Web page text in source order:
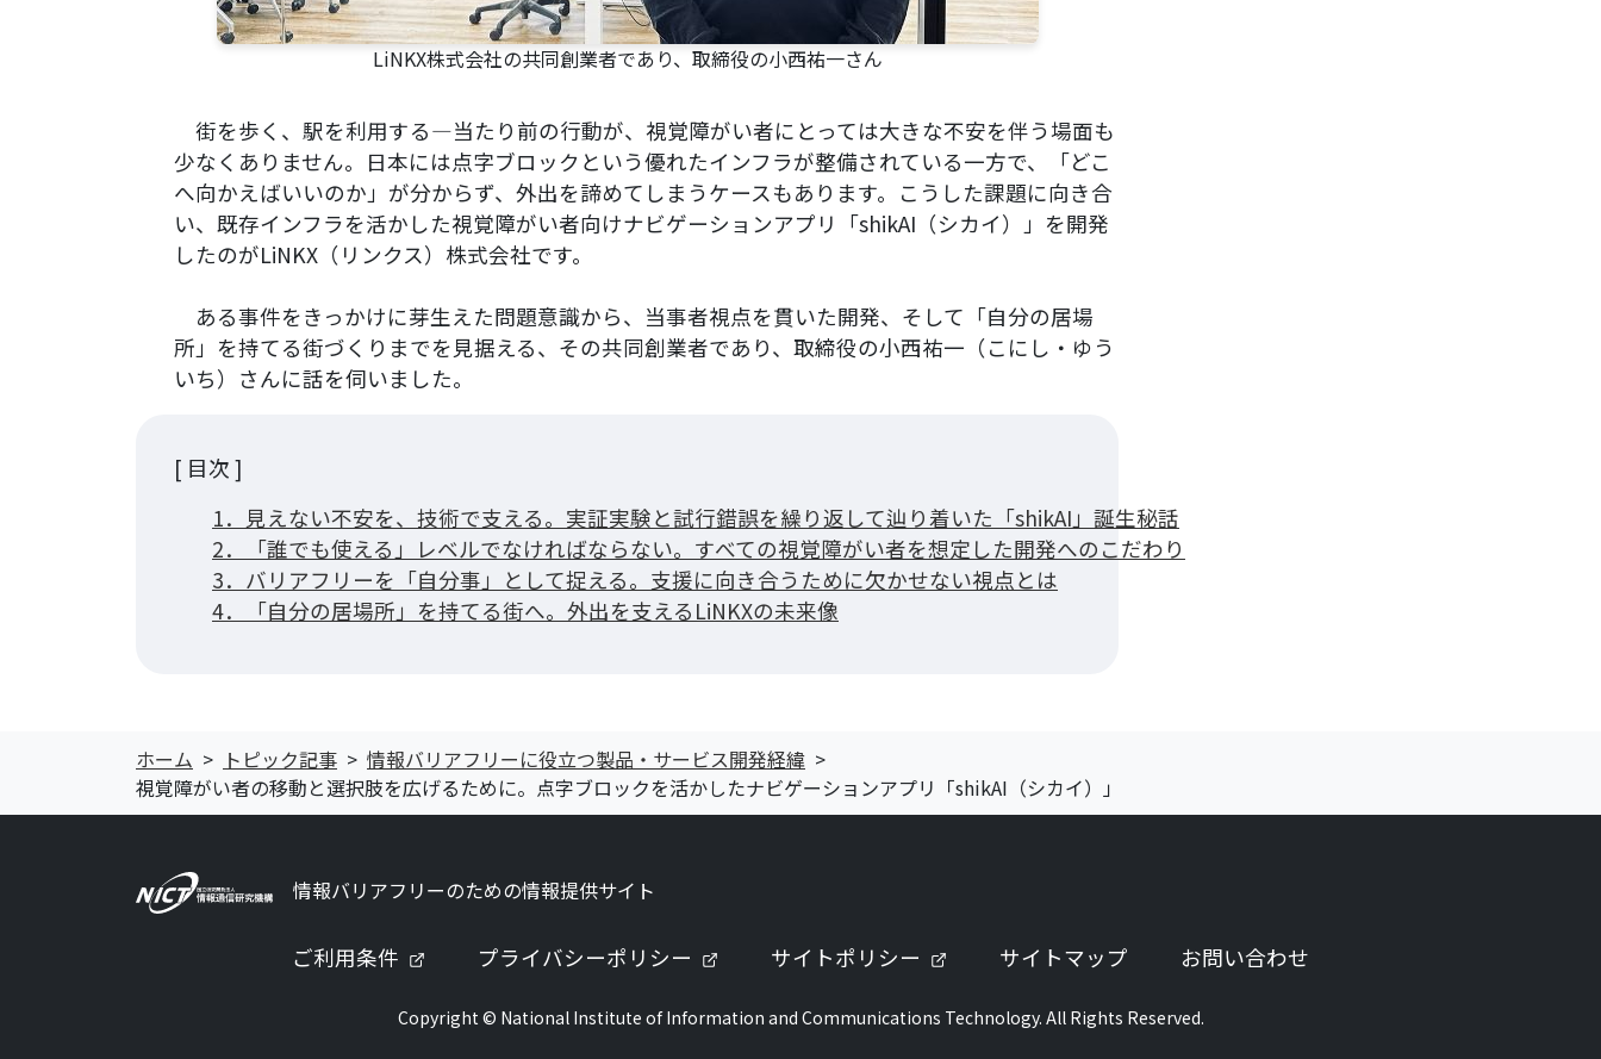
LiNKX株式会社の共同創業者であり、取締役の小西祐一さん
街を歩く、駅を利用する—当たり前の行動が、視覚障がい者にとっては大きな不安を伴う場面も
少なくありません。日本には点字ブロックという優れたインフラが整備されている一方で、「どこ
へ向かえばいいのか」が分からず、外出を諦めてしまうケースもあります。こうした課題に向き合
い、既存インフラを活かした視覚障がい者向けナビゲーションアプリ「shikAI（シカイ）」を開発
したのがLiNKX（リンクス）株式会社です。
ある事件をきっかけに芽生えた問題意識から、当事者視点を貫いた開発、そして「自分の居場
所」を持てる街づくりまでを見据える、その共同創業者であり、取締役の小西祐一（こにし・ゆう
いち）さんに話を伺いました。
[ 目次 ]
1．見えない不安を、技術で支える。実証実験と試行錯誤を繰り返して辿り着いた「shikAI」誕生秘話
2．「誰でも使える」レベルでなければならない。すべての視覚障がい者を想定した開発へのこだわり
3．バリアフリーを「自分事」として捉える。支援に向き合うために欠かせない視点とは
4．「自分の居場所」を持てる街へ。外出を支えるLiNKXの未来像
ホーム トピック記事
情報バリアフリーに役立つ製品・サービス開発経緯
視覚障がい者の移動と選択肢を広げるために。点字ブロックを活かしたナビゲーションアプリ「shikAI（シカイ）」
情報バリアフリーのための情報提供サイト
ご利用条件 （新しいタブで開きます）
プライバシーポリシー （新しいタブで開きます）
サイトポリシー （新しいタブで開きます）
サイトマップ お問い合わせ
Copyright © National Institute of Information and Communications Technology. All Rights Reserved.